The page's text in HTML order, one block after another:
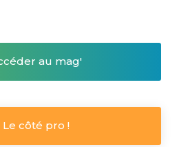
au mag'
Le côté pro !